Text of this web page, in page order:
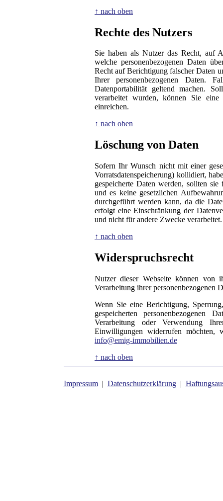
↑ nach oben
Rechte des Nutzers
Sie haben als Nutzer das Recht, auf
welche personenbezogenen Daten
Recht auf Berichtigung falscher Daten
Ihrer personenbezogenen Daten.
Datenportabilität geltend machen.
verarbeitet wurden, können Sie eine
einreichen.
↑ nach oben
Löschung von Daten
Sofern Ihr Wunsch nicht mit einer
Vorratsdatenspeicherung) kollidiert,
gespeicherte Daten werden, sollten
und es keine gesetzlichen
durchgeführt werden kann, da die
erfolgt eine Einschränkung der
und nicht für andere Zwecke verarbeitet.
↑ nach oben
Widerspruchsrecht
Nutzer dieser Webseite können von
Verarbeitung ihrer personenbezogenen
Wenn Sie eine Berichtigung,
gespeicherten personenbezogenen
Verarbeitung oder Verwendung
Einwilligungen widerrufen möchten,
info@emig-immobilien.de
↑ nach oben
Impressum| Datenschutzerklärung|